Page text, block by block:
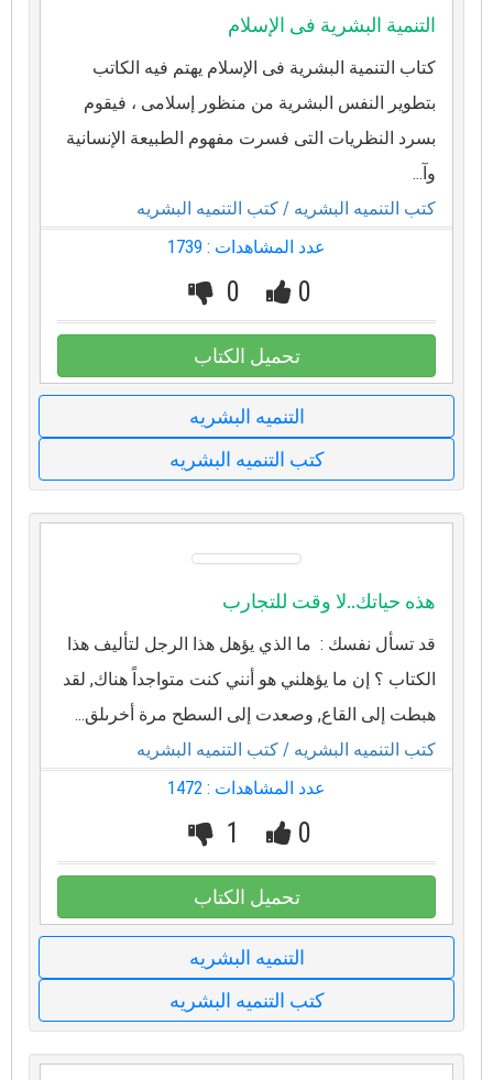
التنمية البشرية فى الإسلام
كتاب التنمية البشرية فى الإسلام يهتم فيه الكاتب
بتطوير النفس البشرية من منظور إسلامى ، فيقوم
بسرد النظريات التى فسرت مفهوم الطبيعة الإنسانية
وآ...
كتب التنميه البشريه / كتب التنميه البشريه
عدد المشاهدات : 1739
0
0
تحميل الكتاب
التنميه البشريه
كتب التنميه البشريه
هذه حياتك..لا وقت للتجارب
قد تسأل نفسك : ما الذي يؤهل هذا الرجل لتأليف هذا
الكتاب ؟ إن ما يؤهلني هو أنني كنت متواجداً هناك, لقد
هبطت إلى القاع, وصعدت إلى السطح مرة أخرىلق...
كتب التنميه البشريه / كتب التنميه البشريه
عدد المشاهدات : 1472
0
1
تحميل الكتاب
التنميه البشريه
كتب التنميه البشريه